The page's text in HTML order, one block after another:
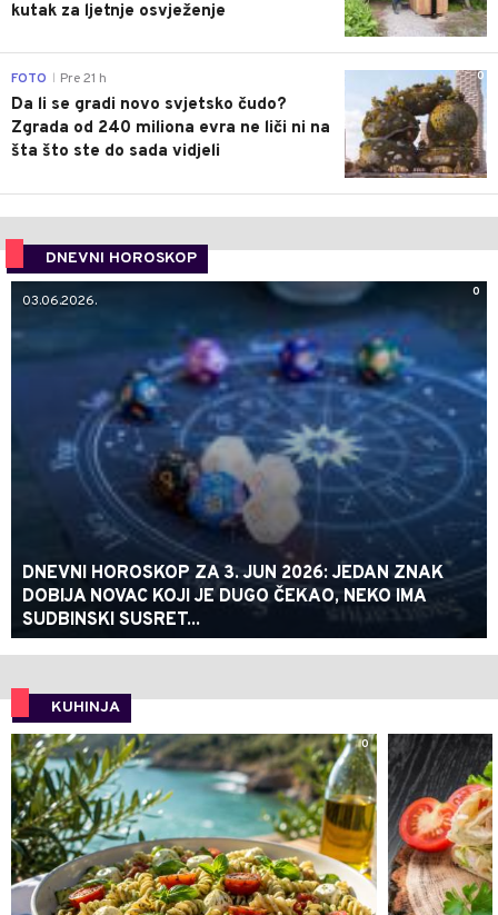
kutak za ljetnje osvježenje
0
FOTO Pre 21 h
Da li se gradi novo svjetsko čudo?
Zgrada od 240 miliona evra ne liči ni na
šta što ste do sada vidjeli
DNEVNI HOROSKOP
0
03.06.2026.
DNEVNI HOROSKOP ZA 3. JUN 2026: JEDAN ZNAK
DOBIJA NOVAC KOJI JE DUGO ČEKAO, NEKO IMA
SUDBINSKI SUSRET...
KUHINJA
0